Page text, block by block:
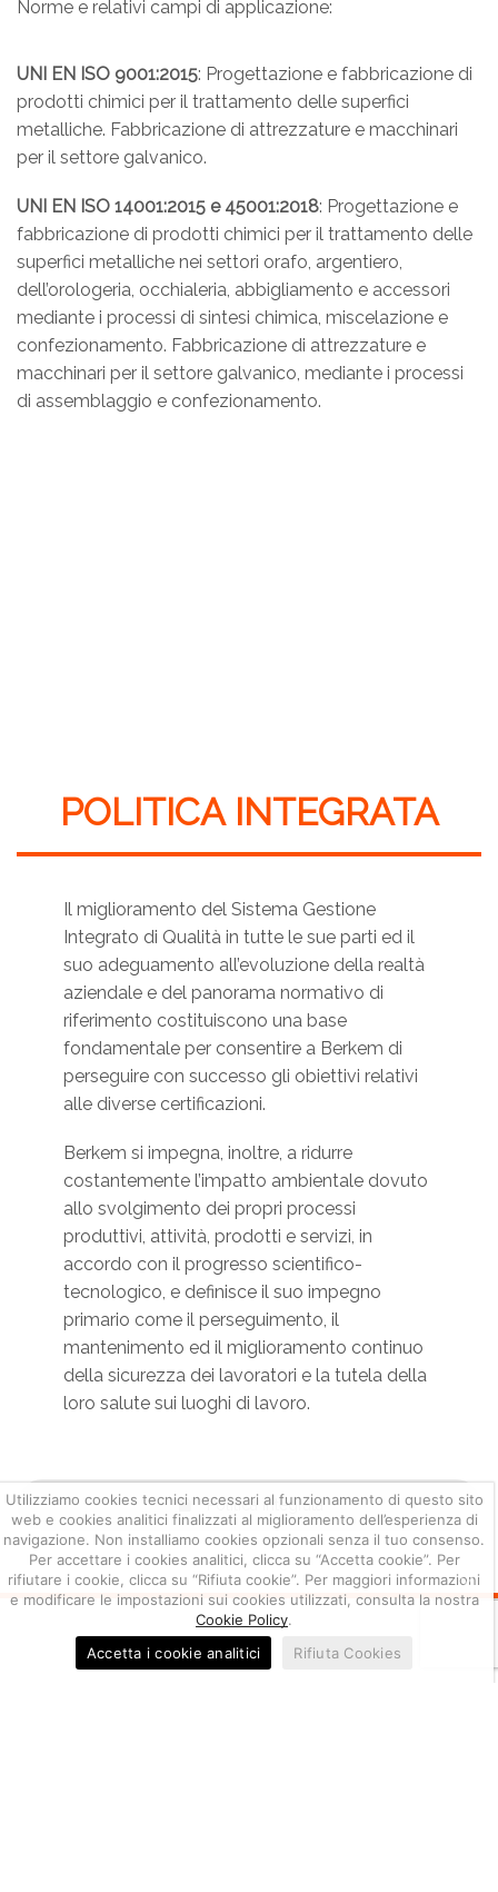
Utilizziamo cookies tecnici necessari al funzionamento di questo sito
web e cookies analitici finalizzati al miglioramento dell’esperienza di
navigazione. Non installiamo cookies opzionali senza il tuo consenso.
Per accettare i cookies analitici, clicca su “Accetta cookie”. Per
rifiutare i cookie, clicca su “Rifiuta cookie”. Per maggiori informazioni
e modificare le impostazioni sui cookies utilizzati, consulta la nostra
Cookie Policy.
Accetta i cookie analitici
Rifiuta Cookies
Norme e relativi campi di applicazione:
UNI EN ISO 9001:2015: Progettazione e fabbricazione di
prodotti chimici per il trattamento delle superfici
metalliche. Fabbricazione di attrezzature e macchinari
per il settore galvanico.
UNI EN ISO 14001:2015 e 45001:2018: Progettazione e
fabbricazione di prodotti chimici per il trattamento delle
superfici metalliche nei settori orafo, argentiero,
dell’orologeria, occhialeria, abbigliamento e accessori
mediante i processi di sintesi chimica, miscelazione e
confezionamento. Fabbricazione di attrezzature e
macchinari per il settore galvanico, mediante i processi
di assemblaggio e confezionamento.
POLITICA INTEGRATA
Il miglioramento del Sistema Gestione
Integrato di Qualità in tutte le sue parti ed il
suo adeguamento all’evoluzione della realtà
aziendale e del panorama normativo di
riferimento costituiscono una base
fondamentale per consentire a Berkem di
perseguire con successo gli obiettivi relativi
alle diverse certificazioni.
Berkem si impegna, inoltre, a ridurre
costantemente l’impatto ambientale dovuto
allo svolgimento dei propri processi
produttivi, attività, prodotti e servizi, in
accordo con il progresso scientifico-
tecnologico, e definisce il suo impegno
primario come il perseguimento, il
mantenimento ed il miglioramento continuo
della sicurezza dei lavoratori e la tutela della
loro salute sui luoghi di lavoro.
Politica integrata